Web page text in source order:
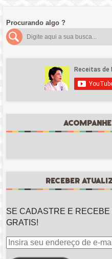
Procurando algo ?
RECEBER
SE CADASTRE E
GRATIS!
Insira